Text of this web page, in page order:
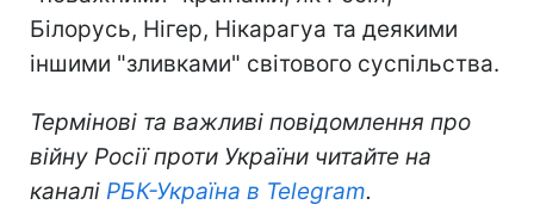
Білорусь, Нігер, Нікарагуа та деякими
іншими "зливками" світового суспільства.
Термінові та важливі повідомлення про
війну Росії проти України читайте на
каналі РБК-Україна в Telegram.